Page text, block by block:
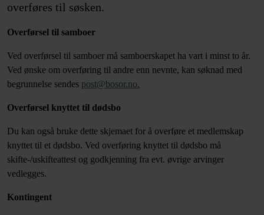
overføres til søsken.
Overførsel til samboer
Ved overførsel til samboer må samboerskapet ha vart i minst to år.
Ved ønske om overføring til andre enn nevnte, kan søknad med
begrunnelse sendes post@bosor.no.
Overførsel knyttet til dødsbo
Du kan også bruke dette skjemaet for å overføre et medlemskap
knyttet til et dødsbo. Ved overføring knyttet til dødsbo må
skifte-/uskifteattest og godkjenning fra evt. øvrige arvinger
vedlegges.
Kontingent